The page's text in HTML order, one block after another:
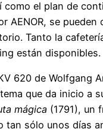
como el plan de
AENOR, se pueden
Tanto la
están disponibles.
620 de Wolfgang
que da inicio a
mágica (1791), un
tan sólo unos días